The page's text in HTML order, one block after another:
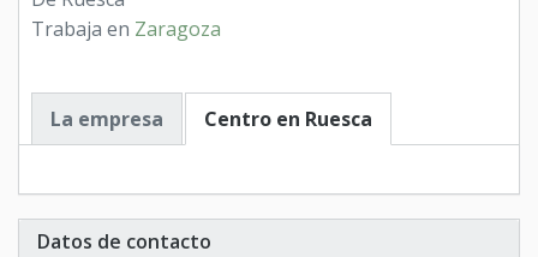
Trabaja en Zaragoza
La empresa Centro en Ruesca
Datos de contacto